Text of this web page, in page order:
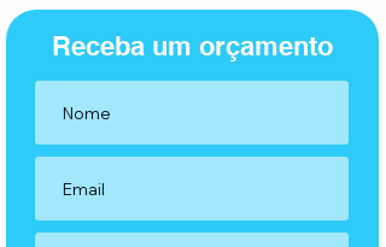
Receba um orçamento